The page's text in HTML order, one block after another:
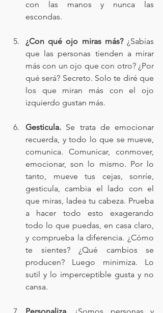
con las manos y nunca las
escondas.
¿Con qué ojo miras más? ¿Sabías
que las personas tienden a mirar
más con un ojo que con otro? ¿Por
qué será? Secreto. Solo te diré que
los que miran más con el ojo
izquierdo gustan más.
Gesticula. Se trata de emocionar
recuerda, y todo lo que se mueve,
comunica. Comunicar, conmover,
emocionar, son lo mismo. Por lo
tanto, mueve tus cejas, sonríe,
gesticula, cambia el lado con el
que miras, ladea tu cabeza. Prueba
a hacer todo esto exagerando
todo lo que puedas, en casa claro,
y comprueba la diferencia. ¿Cómo
te sientes? ¿Qué cambios se
producen? Luego minimiza. Lo
sutil y lo imperceptible gusta y no
cansa.